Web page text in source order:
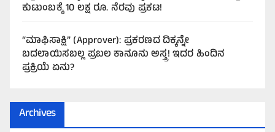
ಕುಟುಂಬಕ್ಕೆ 10 ಲಕ್ಷ ರೂ. ನೆರವು ಪ್ರಕಟ!
“ಮಾಫಿಸಾಕ್ಷಿ” (Approver): ಪ್ರಕರಣದ ದಿಕ್ಕನ್ನೇ
ಬದಲಾಯಿಸಬಲ್ಲ ಪ್ರಬಲ ಕಾನೂನು ಅಸ್ತ್ರ! ಇದರ ಹಿಂದಿನ
ಪ್ರಕ್ರಿಯೆ ಏನು?
Archives